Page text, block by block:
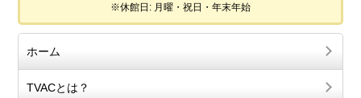
※休館日: 月曜・祝日・年末年始
ホーム
TVACとは？